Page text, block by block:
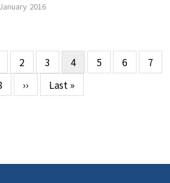
2016
Page
2 Page
3
현
재
페
4 Page
5 Page
6 Page
7
다
음
››
마
지
지
Last »